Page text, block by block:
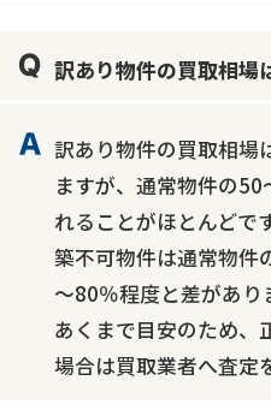
訳あり物件の買取相場
訳あり物件の買取相場
ますが、通常物件の
れることがほとんどで
築不可物件は通常物件
～80％程度と差があ
あくまで目安のため、
場合は買取業者へ査定